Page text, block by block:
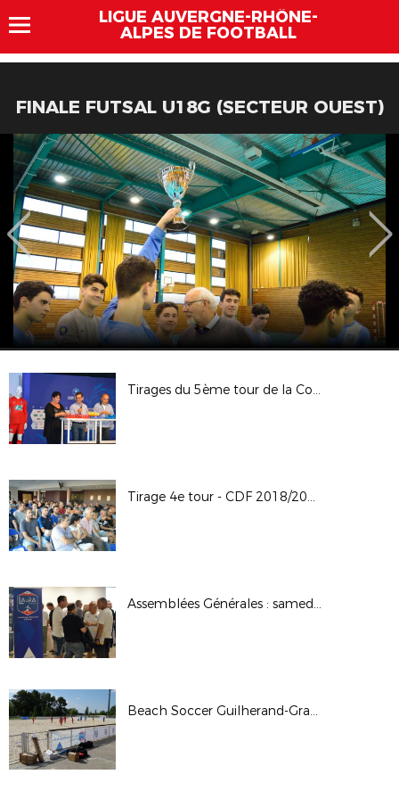
LIGUE AUVERGNE-RHÔNE-
ALPES DE FOOTBALL
FINALE FUTSAL U18G (SECTEUR OUEST)
Tirages du 5ème tour de la Coupe de France et du 3ème tour de la Coupe Gambardella Crédit Agricole
Tirage 4e tour - CDF 2018/2019
Assemblées Générales : samedi 30 juin 2018
Beach Soccer Guilherand-Granges 2018